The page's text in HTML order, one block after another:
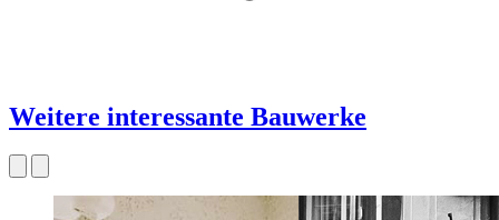
Weitere interessante Bauwerke